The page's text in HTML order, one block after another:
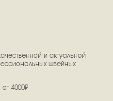
и актуальной
швейных
4000₽